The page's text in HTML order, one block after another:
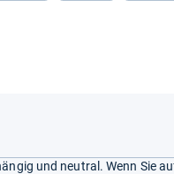
und neutral. Wenn Sie